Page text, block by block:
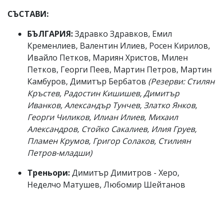
СЪСТАВИ:
БЪЛГАРИЯ:Здравко Здравков, Емил
Кременлиев, Валентин Илиев, Росен Кирилов,
Ивайло Петков, Мариян Христов, Милен
Петков, Георги Пеев, Мартин Петров, Мартин
Камбуров, Димитър Бербатов (Резерви: Стилян
Кръстев, Радостин Кишишев, Димитър
Иванков, Александър Тунчев, Златко Янков,
Георги Чиликов, Илиан Илиев, Михаил
Александров, Стойко Сакалиев, Илия Груев,
Пламен Крумов, Григор Солаков, Стилиян
Петров-младши)
Треньори:Димитър Димитров - Херо,
Неделчо Матушев, Любомир Шейтанов